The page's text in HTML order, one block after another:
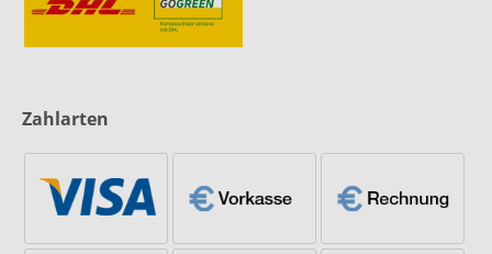
Zahlarten